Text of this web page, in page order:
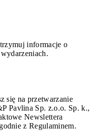
informacje o
się na przetwarzanie
Pavlina Sp. z.o.o. Sp. k.,
Newslettera
z Regulaminem.